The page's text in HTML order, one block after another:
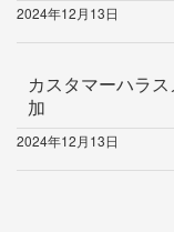
2024年12月13日
カスタマーハラ
加
2024年12月13日